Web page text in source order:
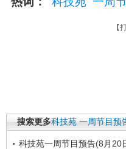
【
搜索更多科技苑 一周节目预
科技苑一周节目预告(8月20